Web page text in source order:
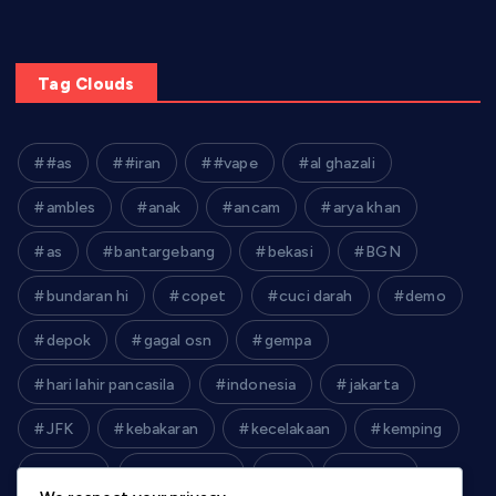
Tag Clouds
#as #iran #vape al ghazali
ambles anak ancam arya khan
as bantargebang bekasi BGN
bundaran hi copet cuci darah demo
depok gagal osn gempa
hari lahir pancasila indonesia jakarta
JFK kebakaran kecelakaan kemping
kereta kim jong un krl
lebaran